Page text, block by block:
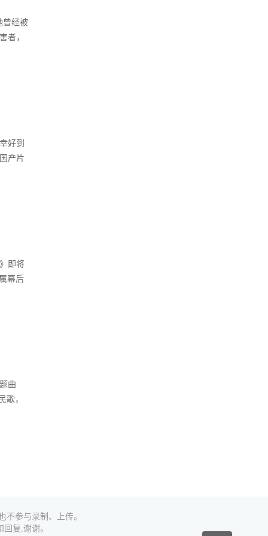
曾经被
者，
好到
产片
即将
幕后
曲
歌，
参与录制、上传。
复,谢谢。